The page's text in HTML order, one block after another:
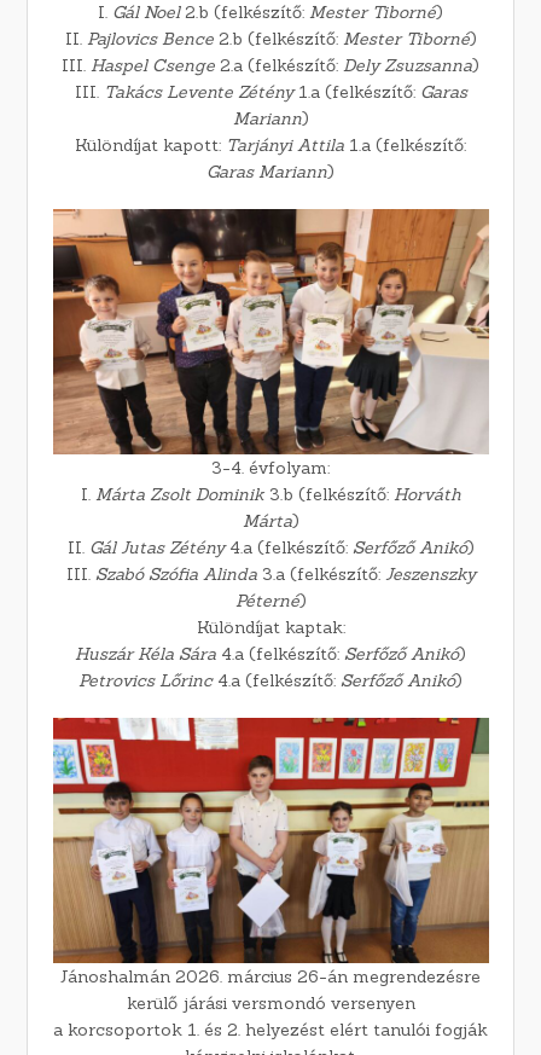
I. Gál Noel2.b (felkészítő: Mester Tiborné)
II. Pajlovics Bence2.b (felkészítő: Mester Tiborné)
III. Haspel Csenge 2.a (felkészítő: Dely Zsuzsanna)
III. Takács Levente Zétény1.a (felkészítő: Garas
Mariann)
Különdíjat kapott: Tarjányi Attila 1.a (felkészítő:
Garas Mariann)
3-4. évfolyam:
I. Márta Zsolt Dominik3.b (felkészítő: Horváth
Márta)
II. Gál Jutas Zétény4.a (felkészítő: Serfőző Anikó)
III. Szabó Szófia Alinda3.a (felkészítő:Jeszenszky
Péterné)
Különdíjat kaptak:
Huszár Kéla Sára 4.a (felkészítő: Serfőző Anikó)
Petrovics Lőrinc4.a (felkészítő: Serfőző Anikó)
Jánoshalmán 2026. március 26-án megrendezésre
kerülő járási versmondó versenyen
a korcsoportok 1. és 2. helyezést elért tanulói fogják